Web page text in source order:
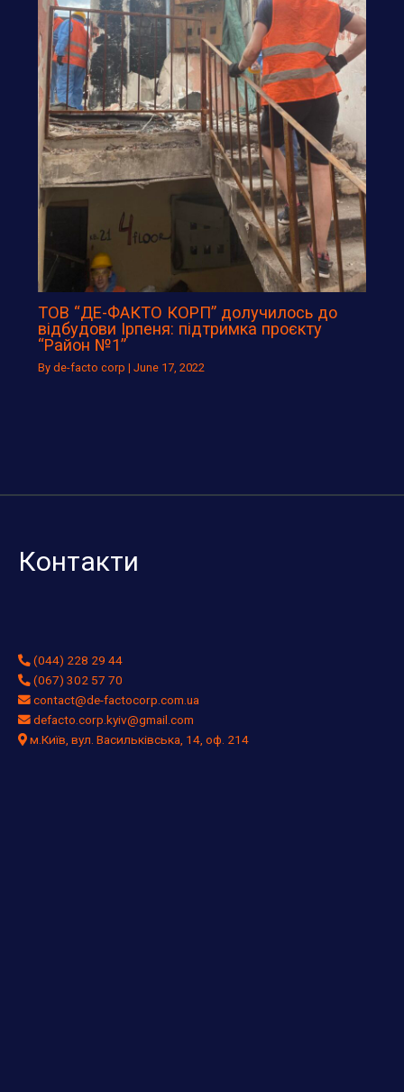
ТОВ “ДЕ-ФАКТО КОРП” долучилось до
відбудови Ірпеня: підтримка проєкту
“Район №1”
By de-facto corp | June 17, 2022
Контакти
(044) 228 29 44
(067) 302 57 70
contact@de-factocorp.com.ua
defacto.corp.kyiv@gmail.com
м.Київ, вул. Васильківська, 14, оф. 214